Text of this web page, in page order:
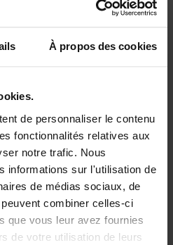
À propos des cookies
de personnaliser le contenu
fonctionnalités relatives aux
notre trafic. Nous
informations sur l'utilisation de
de médias sociaux, de
combiner celles-ci
que vous leur avez fournies
de votre utilisation de leurs
Bonds = Building
Jozefien De Feyter
Carolien Boom
souple
2025 200
99